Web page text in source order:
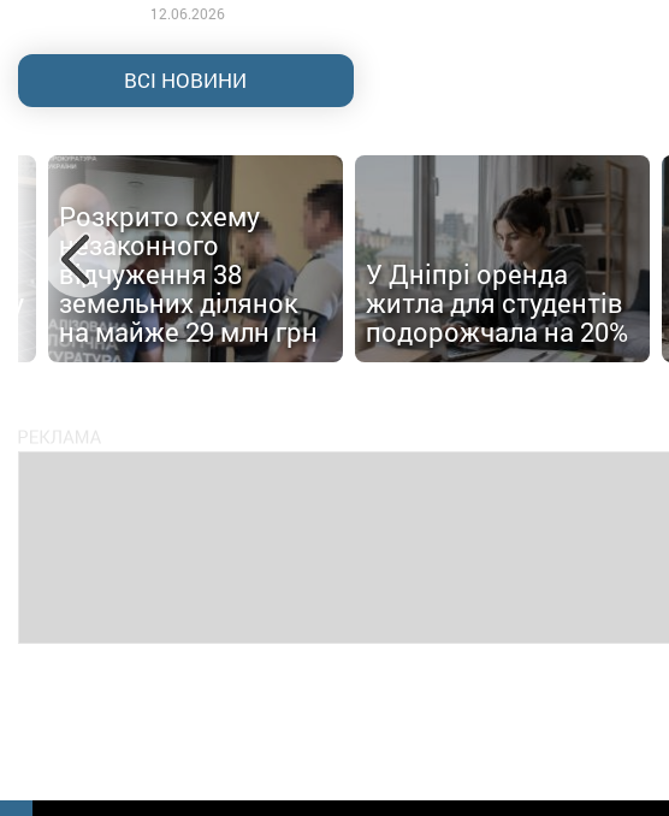
12.06.2026
ВСІ НОВИНИ
у
Розкрито схему
незаконного
відчуження 38
земельних ділянок
на майже 29 млн грн
У Дніпрі оренда
житла для студентів
подорожчала на 20%